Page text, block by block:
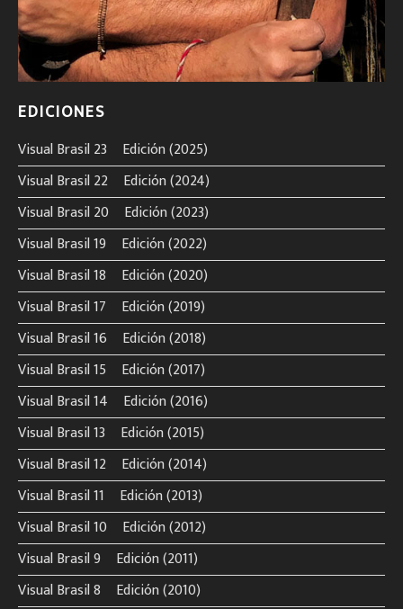
EDICIONES
Visual Brasil 23º Edición (2025)
Visual Brasil 22º Edición (2024)
Visual Brasil 20º Edición (2023)
Visual Brasil 19º Edición (2022)
Visual Brasil 18º Edición (2020)
Visual Brasil 17º Edición (2019)
Visual Brasil 16º Edición (2018)
Visual Brasil 15º Edición (2017)
Visual Brasil 14º Edición (2016)
Visual Brasil 13º Edición (2015)
Visual Brasil 12º Edición (2014)
Visual Brasil 11º Edición (2013)
Visual Brasil 10º Edición (2012)
Visual Brasil 9º Edición (2011)
Visual Brasil 8º Edición (2010)